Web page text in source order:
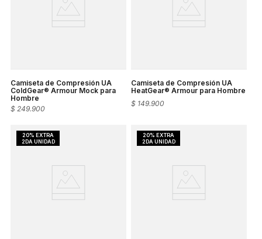
Camiseta de Compresión UA
ColdGear® Armour Mock para
Hombre
$ 249.900
Camiseta de Compresión UA
HeatGear® Armour para Hombre
$ 149.900